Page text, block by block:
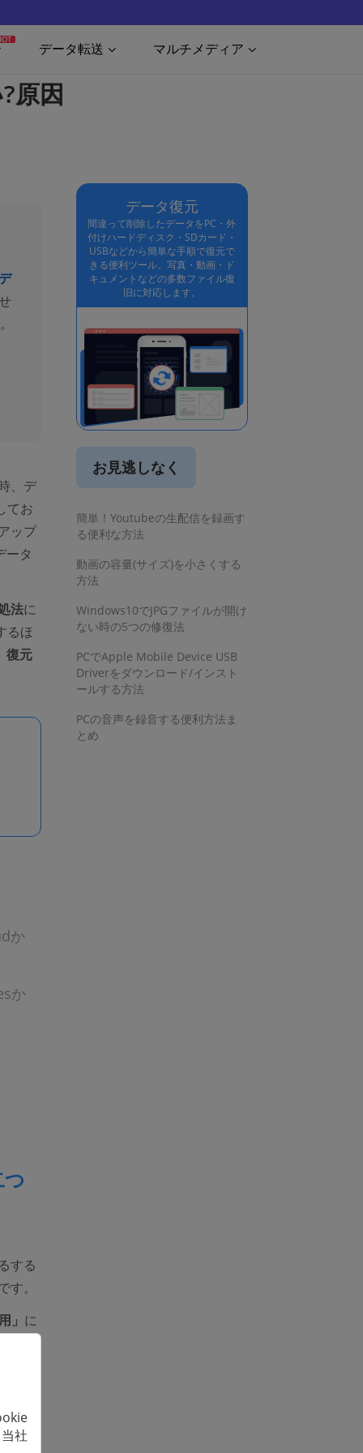
データ転送 マルチメディア
原因
、デ
てお
ップ
ータ
法に
るほ
復元
か
か
する
。
」 に
ず
ク
す
データ復元
間違って削除したデータをPC・外
付けハードディスク・SDカード・
USBなどから簡単な手順で復元で
きる便利ツール。写真・動画・ド
キュメントなどの多数ファイル復
旧に対応します。
お見逃しなく
簡単！Youtubeの生配信を録画す
る便利な方法
動画の容量(サイズ)を小さくする
方法
Windows10でJPGファイルが開け
ない時の5つの修復法
PCでApple Mobile Device USB
Driverをダウンロード/インスト
ールする方法
PCの音声を録音する便利方法ま
とめ
社